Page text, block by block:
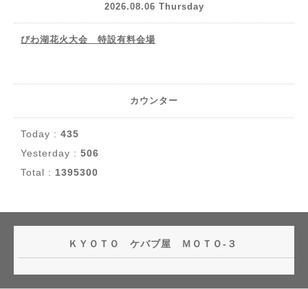
2026.08.06 Thursday
びわ湖花火大会 特設有料会場
カウンター
Today : 435
Yesterday : 506
Total : 1395300
ＫＹＯＴＯ ケバブ屋 ＭＯＴＯ-３